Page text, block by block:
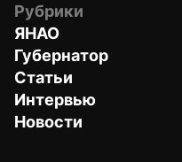
Рубрики
ЯНАО
Губернатор
Статьи
Интервью
Новости